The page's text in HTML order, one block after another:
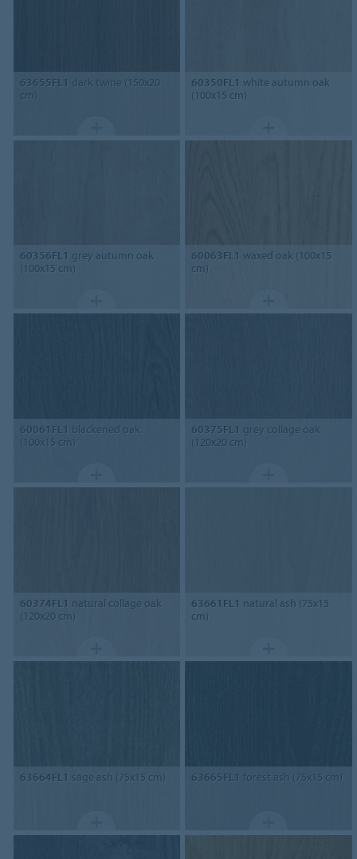
63655FL1 dark twine (150x20
cm)
60350FL1 white autumn oak
(100x15 cm)
60356FL1 grey autumn oak
(100x15 cm)
60063FL1 waxed oak (100x15
cm)
60061FL1
blackened oak
(100x15 cm)
60375FL1 grey collage oak
(120x20 cm)
60374FL1 natural collage oak
(120x20 cm)
63661FL1 natural ash (75x15
cm)
63664FL1 sage ash (75x15 cm) 63665FL1 forest ash (75x15 cm)